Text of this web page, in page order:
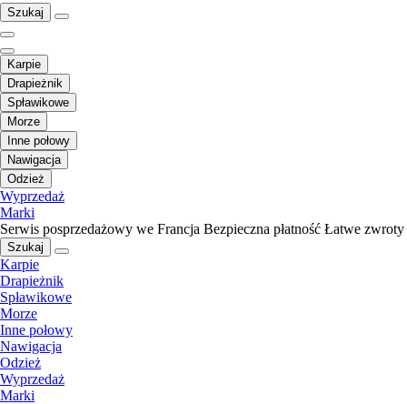
Szukaj
Karpie
Drapieżnik
Spławikowe
Morze
Inne połowy
Nawigacja
Odzież
Wyprzedaż
Marki
Serwis posprzedażowy we Francja Bezpieczna płatność Łatwe zwroty
Szukaj
Karpie
Drapieżnik
Spławikowe
Morze
Inne połowy
Nawigacja
Odzież
Wyprzedaż
Marki